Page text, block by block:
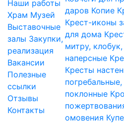
Наши работы
Храм Музей
Выставочные
залы Закупки,
реализация
Вакансии
Полезные
ссылки
Отзывы
Контакты
даров Копие
Крест-иконы
для дома
митру,
наперсные
Кресты
поклонные
омовения